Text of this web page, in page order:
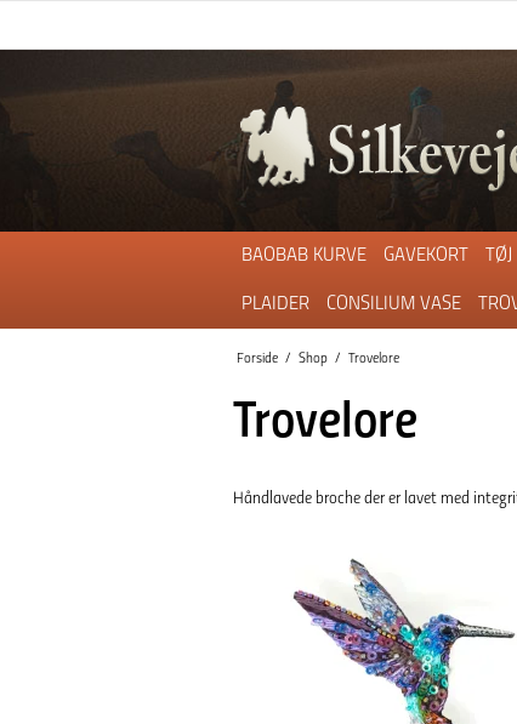
BAOBAB KURVE GAVEKORT TØJ
PLAIDER CONSILIUM VASE
Forside / Shop / Trovelore
Trovelore
Håndlavede broche der er lavet med